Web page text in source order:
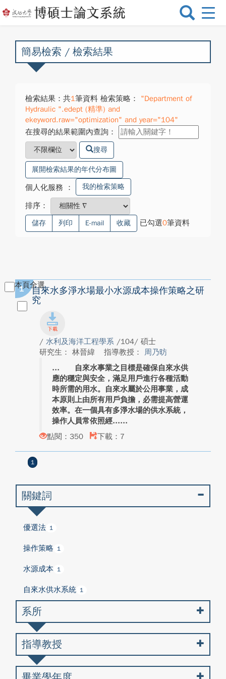
選
換
簡易檢索 / 檢索結果
檢索結果：共1筆資料 檢索策略：
"Department of
Hydraulic ".edept (精準) and
ekeyword.raw="optimization" and year="104"
在搜尋的結果範圍內查詢：
搜尋
展開檢索結果的年代分布圖
個人化服務 ： 我的檢索策略
排序：
儲存 列印 E-mail 收藏 已勾選0筆資料
本頁全選
1
自來水多淨水場最小水源成本操作策略之研
究
/ 水利及海洋工程學系 /104/ 碩士
研究生： 林晉緯
指導教授： 周乃昉
自來水事業之目標是確保自來水供
應的穩定與安全，滿足用戶進行各種活動
時所需的用水。自來水屬於公用事業，成
本原則上由所有用戶負擔，必需提高營運
效率。在一個具有多淨水場的供水系統，
操作人員常依照經...
點閱：350
下載：7
1
關鍵詞
優選法 1
操作策略 1
水源成本 1
自來水供水系統 1
系所
指導教授